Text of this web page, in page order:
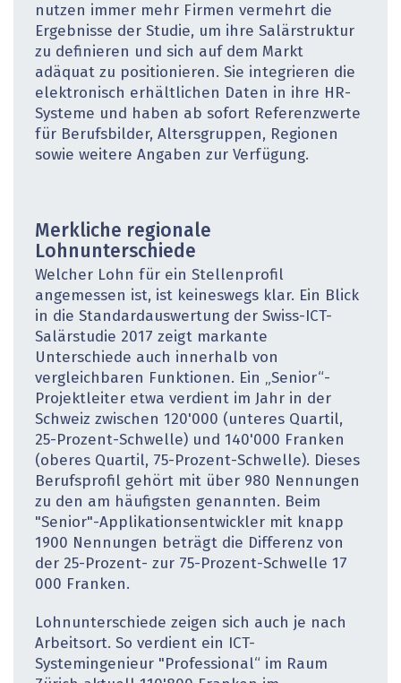
nutzen immer mehr Firmen vermehrt die
Ergebnisse der Studie, um ihre Salärstruktur
zu definieren und sich auf dem Markt
adäquat zu positionieren. Sie integrieren die
elektronisch erhältlichen Daten in ihre HR-
Systeme und haben ab sofort Referenzwerte
für Berufsbilder, Altersgruppen, Regionen
sowie weitere Angaben zur Verfügung.
Merkliche regionale
Lohnunterschiede
Welcher Lohn für ein Stellenprofil
angemessen ist, ist keineswegs klar. Ein Blick
in die Standardauswertung der Swiss-ICT-
Salärstudie 2017 zeigt markante
Unterschiede auch innerhalb von
vergleichbaren Funktionen. Ein „Senior“-
Projektleiter etwa verdient im Jahr in der
Schweiz zwischen 120'000 (unteres Quartil,
25-Prozent-Schwelle) und 140'000 Franken
(oberes Quartil, 75-Prozent-Schwelle). Dieses
Berufsprofil gehört mit über 980 Nennungen
zu den am häufigsten genannten. Beim
"Senior"-Applikationsentwickler mit knapp
1900 Nennungen beträgt die Differenz von
der 25-Prozent- zur 75-Prozent-Schwelle 17
000 Franken.
Lohnunterschiede zeigen sich auch je nach
Arbeitsort. So verdient ein ICT-
Systemingenieur "Professional“ im Raum